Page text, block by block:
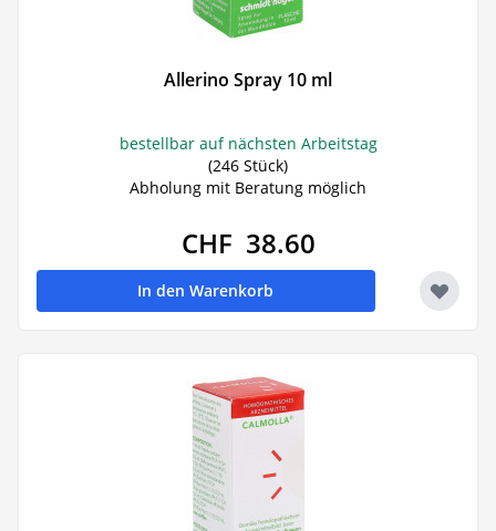
Allerino Spray 10 ml
bestellbar auf nächsten Arbeitstag
(246 Stück)
Abholung mit Beratung möglich
CHF 38.60
In den Warenkorb